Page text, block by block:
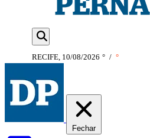
RECIFE, 10/08/2026 ° / °
Fechar